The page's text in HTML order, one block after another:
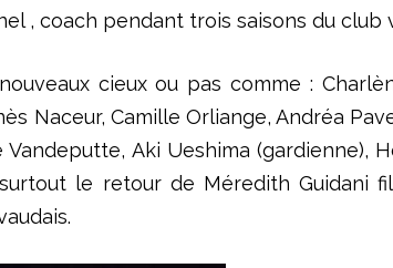
, coach pendant trois saisons du club
cieux ou pas comme :
Naceur, Camille Orliange, Andréa
Aki Ueshima (gardienne),
le retour de Méredith Guidani